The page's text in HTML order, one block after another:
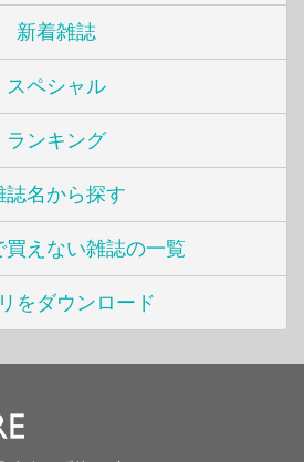
新着雑誌
スペシャル
ランキング
誌名から探す
買えない雑誌の一覧
をダウンロード